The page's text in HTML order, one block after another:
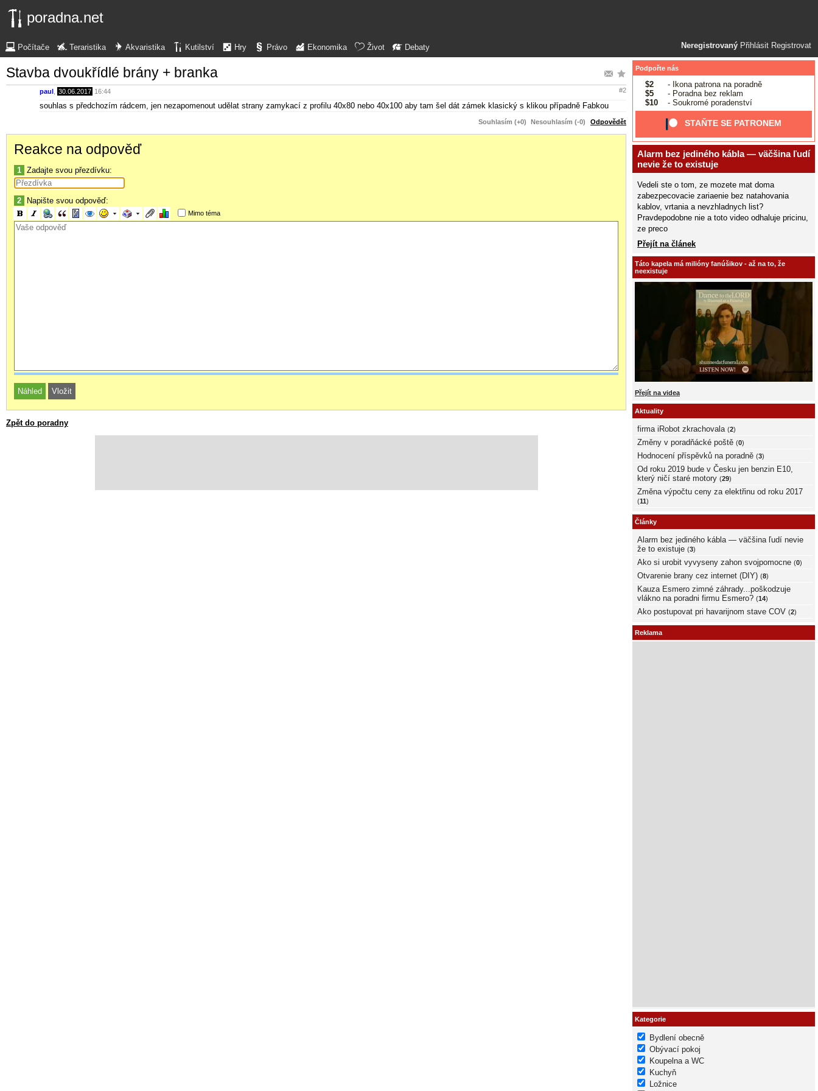
poradna.net
Neregistrovaný Přihlásit Registrovat
Počítače Teraristika Akvaristika Kutilství Hry Právo Ekonomika Život Debaty
Stavba dvoukřídlé brány + branka
paul 30.06.2017 16:44 #2
souhlas s předchozím rádcem, jen nezapomenout udělat strany zamykací z profilu 40x80 nebo 40x100 aby tam šel dát zámek klasický s klikou případně Fabkou
Souhlasím (+0) Nesouhlasím (-0) Odpovědět
Reakce na odpověď
1 Zadajte svou přezdívku:
2 Napište svou odpověď:
Mimo téma
Zpět do poradny
Podpořte nás
$2
- Ikona patrona na poradně
$5
- Poradna bez reklam
$10
- Soukromé poradenství
STAŇTE SE PATRONEM
Alarm bez jediného kábla — väčšina ľudí
nevie že to existuje
Vedeli ste o tom, ze mozete mat doma
zabezpecovacie zariaenie bez natahovania
kablov, vrtania a nevzhladnych list?
Pravdepodobne nie a toto video odhaluje pricinu,
ze preco
Přejít na článek
Táto kapela má milióny fanúšikov - až na to, že
neexistuje
Přejít na videa
Aktuality
firma iRobot zkrachovala (2)
Změny v poradňácké poště (0)
Hodnocení příspěvků na poradně (3)
Od roku 2019 bude v Česku jen benzin E10,
který ničí staré motory (29)
Změna výpočtu ceny za elektřinu od roku 2017
(11)
Články
Alarm bez jediného kábla — väčšina ľudí nevie
že to existuje (3)
Ako si urobit vyvyseny zahon svojpomocne (0)
Otvarenie brany cez internet (DIY) (8)
Kauza Esmero zimné záhrady...poškodzuje
vlákno na poradni firmu Esmero? (14)
Ako postupovat pri havarijnom stave COV (2)
Reklama
Kategorie
Bydlení obecně
Obývací pokoj
Koupelna a WC
Kuchyň
Ložnice